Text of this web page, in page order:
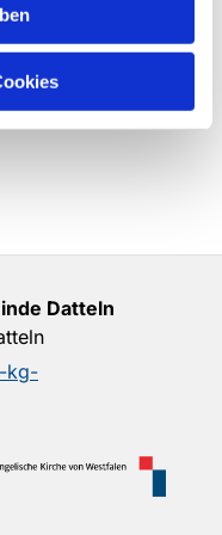
zu nehmen.
bieten
an.
sind für Sie da.
Datteln
kg-